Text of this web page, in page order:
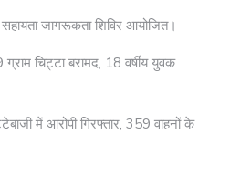
जागरूकता शिविर आयोजित।
चिट्टा बरामद, 18 वर्षीय युवक
में आरोपी गिरफ्तार, 359 वाहनों के